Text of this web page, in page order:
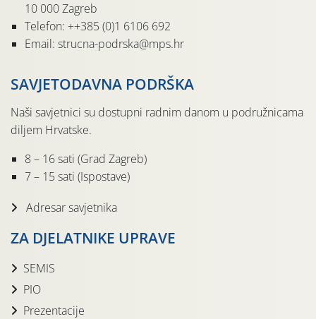
10 000 Zagreb
Telefon: ++385 (0)1 6106 692
Email: strucna-podrska@mps.hr
SAVJETODAVNA PODRŠKA
Naši savjetnici su dostupni radnim danom u podružnicama
diljem Hrvatske.
8 – 16 sati (Grad Zagreb)
7 – 15 sati (Ispostave)
Adresar savjetnika
ZA DJELATNIKE UPRAVE
SEMIS
PIO
Prezentacije